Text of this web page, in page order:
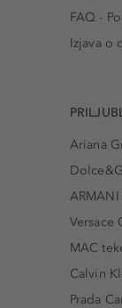
FAQ -
Izjava o
Ariana
ARMANI
Versace
MAC
Calvin
Prada